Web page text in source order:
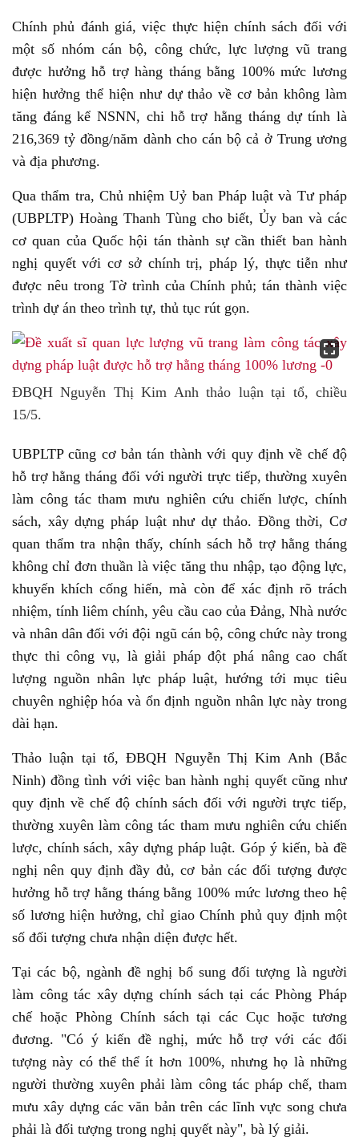
Chính phủ đánh giá, việc thực hiện chính sách đối với
một số nhóm cán bộ, công chức, lực lượng vũ trang
được hưởng hỗ trợ hàng tháng bằng 100% mức lương
hiện hưởng thể hiện như dự thảo về cơ bản không làm
tăng đáng kể NSNN, chi hỗ trợ hằng tháng dự tính là
216,369 tỷ đồng/năm dành cho cán bộ cả ở Trung ương
và địa phương.
Qua thẩm tra, Chủ nhiệm Uỷ ban Pháp luật và Tư pháp
(UBPLTP) Hoàng Thanh Tùng cho biết, Ủy ban và các
cơ quan của Quốc hội tán thành sự cần thiết ban hành
nghị quyết với cơ sở chính trị, pháp lý, thực tiễn như
được nêu trong Tờ trình của Chính phủ; tán thành việc
trình dự án theo trình tự, thủ tục rút gọn.
ĐBQH Nguyễn Thị Kim Anh thảo luận tại tổ, chiều
15/5.
UBPLTP cũng cơ bản tán thành với quy định về chế độ
hỗ trợ hằng tháng đối với người trực tiếp, thường xuyên
làm công tác tham mưu nghiên cứu chiến lược, chính
sách, xây dựng pháp luật như dự thảo. Đồng thời, Cơ
quan thẩm tra nhận thấy, chính sách hỗ trợ hằng tháng
không chỉ đơn thuần là việc tăng thu nhập, tạo động lực,
khuyến khích cống hiến, mà còn để xác định rõ trách
nhiệm, tính liêm chính, yêu cầu cao của Đảng, Nhà nước
và nhân dân đối với đội ngũ cán bộ, công chức này trong
thực thi công vụ, là giải pháp đột phá nâng cao chất
lượng nguồn nhân lực pháp luật, hướng tới mục tiêu
chuyên nghiệp hóa và ổn định nguồn nhân lực này trong
dài hạn.
Thảo luận tại tổ, ĐBQH Nguyễn Thị Kim Anh (Bắc
Ninh) đồng tình với việc ban hành nghị quyết cũng như
quy định về chế độ chính sách đối với người trực tiếp,
thường xuyên làm công tác tham mưu nghiên cứu chiến
lược, chính sách, xây dựng pháp luật. Góp ý kiến, bà đề
nghị nên quy định đầy đủ, cơ bản các đối tượng được
hưởng hỗ trợ hằng tháng bằng 100% mức lương theo hệ
số lương hiện hưởng, chỉ giao Chính phủ quy định một
số đối tượng chưa nhận diện được hết.
Tại các bộ, ngành đề nghị bổ sung đối tượng là người
làm công tác xây dựng chính sách tại các Phòng Pháp
chế hoặc Phòng Chính sách tại các Cục hoặc tương
đương. "Có ý kiến đề nghị, mức hỗ trợ với các đối
tượng này có thể thể ít hơn 100%, nhưng họ là những
người thường xuyên phải làm công tác pháp chế, tham
mưu xây dựng các văn bản trên các lĩnh vực song chưa
phải là đối tượng trong nghị quyết này", bà lý giải.